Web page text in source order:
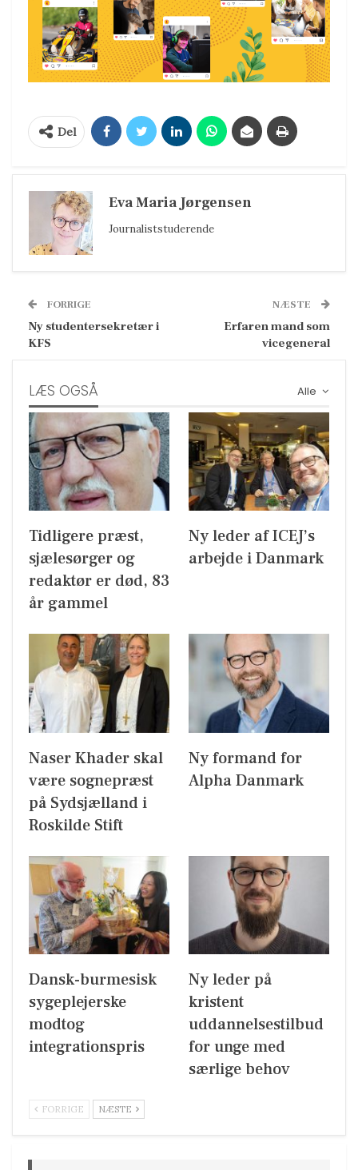
Del
Eva Maria Jørgensen
Journaliststuderende
FORRIGE
Ny studentersekretær i
KFS
NÆSTE
Erfaren mand som
vicegeneral
Alle
LÆS OGSÅ
Tidligere præst,
sjælesørger og
redaktør er død, 83
år gammel
Ny leder af ICEJ’s
arbejde i Danmark
Naser Khader skal
være sognepræst
på Sydsjælland i
Roskilde Stift
Ny formand for
Alpha Danmark
Dansk-burmesisk
sygeplejerske
modtog
integrationspris
Ny leder på
kristent
uddannelsestilbud
for unge med
særlige behov
FORRIGE NÆSTE